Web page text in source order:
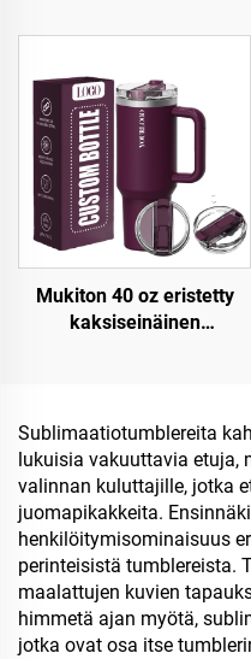
kaksinkertainen seinämä
20oz 30oz 40oz tölppä
kahvalla
Mukiton 40 oz eristetty
kaksiseinäinen
matkakahvimuki
toimistolahjapakettiin
Sublimaatiotumblereita
lukuisia vakuuttavia etuja,
valinnan kuluttajille, jotka
juomapikakkeita.
henkilöitymisominaisuus
perinteisistä tumblereista.
maalattujen kuvien
himmetä ajan myötä,
jotka ovat osa itse